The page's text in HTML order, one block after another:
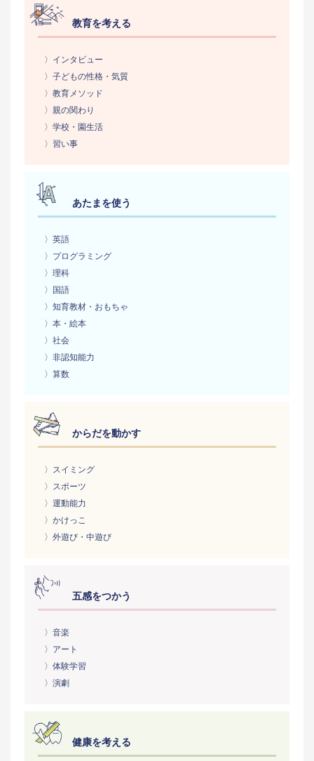
教育を考える
〉インタビュー
〉子どもの性格・気質
〉教育メソッド
〉親の関わり
〉学校・園生活
〉習い事
あたまを使う
〉英語
〉プログラミング
〉理科
〉国語
〉知育教材・おもちゃ
〉本・絵本
〉社会
〉非認知能力
〉算数
からだを動かす
〉スイミング
〉スポーツ
〉運動能力
〉かけっこ
〉外遊び・中遊び
五感をつかう
〉音楽
〉アート
〉体験学習
〉演劇
健康を考える